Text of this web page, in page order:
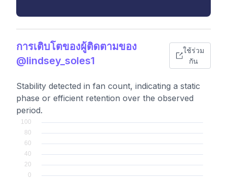
การเติบโตของผู้ติดตามของ
@lindsey_soles1
ใช้ร่วม
กัน
Stability detected in fan count, indicating a static
phase or efficient retention over the observed
period.